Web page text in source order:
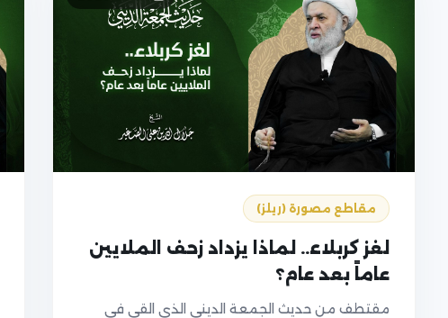
مقاطع مصورة (ريلز)
لغز كربلاء.. لماذا يزداد زحف الملايين
عاماً بعد عام؟
مقتطف من حديث الجمعة الديني الذي القي في